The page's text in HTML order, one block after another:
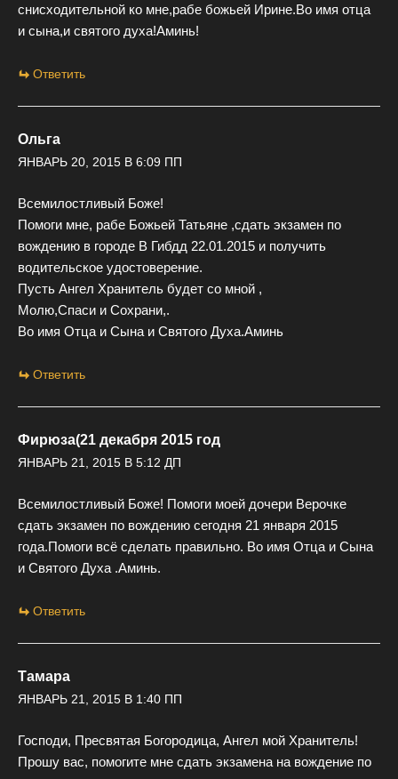
снисходительной ко мне,рабе божьей Ирине.Во имя отца
и сына,и святого духа!Аминь!
Ответить
Ольга
ЯНВАРЬ 20, 2015 В 6:09 ПП
Всемилостливый Боже!
Помоги мне, рабе Божьей Татьяне ,сдать экзамен по
вождению в городе В Гибдд 22.01.2015 и получить
водительское удостоверение.
Пусть Ангел Хранитель будет со мной ,
Молю,Спаси и Сохрани,.
Во имя Отца и Сына и Святого Духа.Аминь
Ответить
Фирюза(21 декабря 2015 год
ЯНВАРЬ 21, 2015 В 5:12 ДП
Всемилостливый Боже! Помоги моей дочери Верочке
сдать экзамен по вождению сегодня 21 января 2015
года.Помоги всё сделать правильно. Во имя Отца и Сына
и Святого Духа .Аминь.
Ответить
Тамара
ЯНВАРЬ 21, 2015 В 1:40 ПП
Господи, Пресвятая Богородица, Ангел мой Хранитель!
Прошу вас, помогите мне сдать экзамена на вождение по